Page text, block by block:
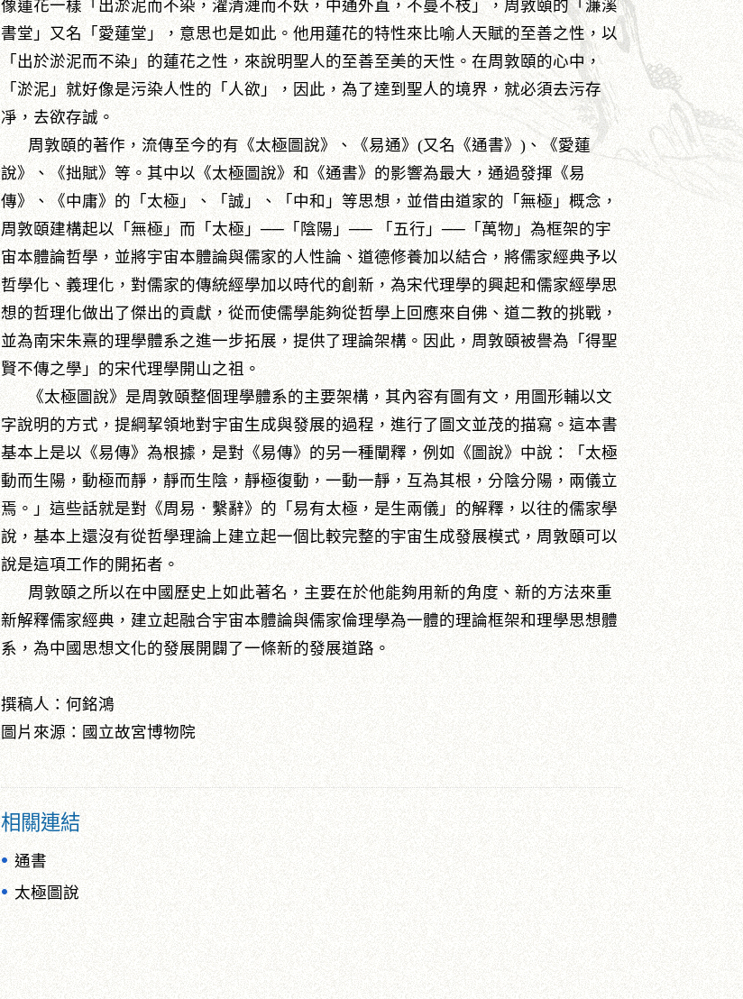
像蓮花一樣「出淤泥而不染，濯清漣而不妖，中通外直，不蔓不枝」，周敦頤的「濂溪
書堂」又名「愛蓮堂」，意思也是如此。他用蓮花的特性來比喻人天賦的至善之性，以
「出於淤泥而不染」的蓮花之性，來說明聖人的至善至美的天性。在周敦頤的心中，
「淤泥」就好像是污染人性的「人欲」，因此，為了達到聖人的境界，就必須去污存
凈，去欲存誠。
周敦頤的著作，流傳至今的有《太極圖說》、《易通》(又名《通書》)、《愛蓮
說》、《拙賦》等。其中以《太極圖說》和《通書》的影響為最大，通過發揮《易
傳》、《中庸》的「太極」、「誠」、「中和」等思想，並借由道家的「無極」概念，
周敦頤建構起以「無極」而「太極」──「陰陽」── 「五行」──「萬物」為框架的宇
宙本體論哲學，並將宇宙本體論與儒家的人性論、道德修養加以結合，將儒家經典予以
哲學化、義理化，對儒家的傳統經學加以時代的創新，為宋代理學的興起和儒家經學思
想的哲理化做出了傑出的貢獻，從而使儒學能夠從哲學上回應來自佛、道二教的挑戰，
並為南宋朱熹的理學體系之進一步拓展，提供了理論架構。因此，周敦頤被譽為「得聖
賢不傳之學」的宋代理學開山之祖。
《太極圖說》是周敦頤整個理學體系的主要架構，其內容有圖有文，用圖形輔以文
字說明的方式，提綱挈領地對宇宙生成與發展的過程，進行了圖文並茂的描寫。這本書
基本上是以《易傳》為根據，是對《易傳》的另一種闡釋，例如《圖說》中說：「太極
動而生陽，動極而靜，靜而生陰，靜極復動，一動一靜，互為其根，分陰分陽，兩儀立
焉。」這些話就是對《周易．繫辭》的「易有太極，是生兩儀」的解釋，以往的儒家學
說，基本上還沒有從哲學理論上建立起一個比較完整的宇宙生成發展模式，周敦頤可以
說是這項工作的開拓者。
周敦頤之所以在中國歷史上如此著名，主要在於他能夠用新的角度、新的方法來重
新解釋儒家經典，建立起融合宇宙本體論與儒家倫理學為一體的理論框架和理學思想體
系，為中國思想文化的發展開闢了一條新的發展道路。
撰稿人：何銘鴻
圖片來源：國立故宮博物院
相關連結
通書
太極圖說